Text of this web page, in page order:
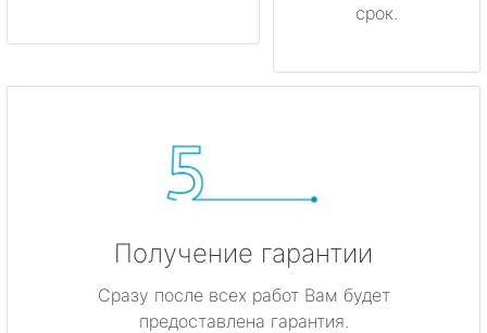
срок.
Получение гарантии
Сразу после всех работ Вам будет
предоставлена гарантия.